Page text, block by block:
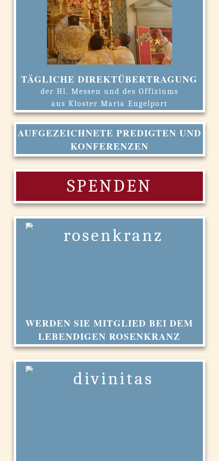
TÄGLICHE DIREKTÜBERTRAGUNG
der Hl. Messen und des Offiziums
aus Kloster Maria Engelport
AUFGEZEICHNETE PREDIGTEN UND
KONFERENZEN
SPENDEN
WERDEN SIE MITGLIED BEI DEM
LEBENDIGEN ROSENKRANZ